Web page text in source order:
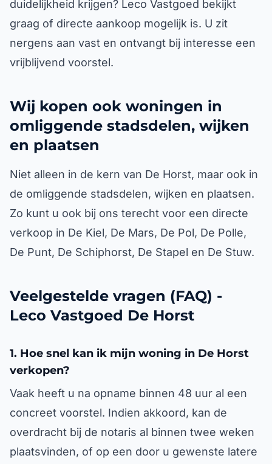
duidelijkheid krijgen? Leco Vastgoed bekijkt
graag of directe aankoop mogelijk is. U zit
nergens aan vast en ontvangt bij interesse een
vrijblijvend voorstel.
Wij kopen ook woningen in
omliggende stadsdelen, wijken
en plaatsen
Niet alleen in de kern van De Horst, maar ook in
de omliggende stadsdelen, wijken en plaatsen.
Zo kunt u ook bij ons terecht voor een directe
verkoop in De Kiel, De Mars, De Pol, De Polle,
De Punt, De Schiphorst, De Stapel en De Stuw.
Veelgestelde vragen (FAQ) -
Leco Vastgoed De Horst
1. Hoe snel kan ik mijn woning in De Horst
verkopen?
Vaak heeft u na opname binnen 48 uur al een
concreet voorstel. Indien akkoord, kan de
overdracht bij de notaris al binnen twee weken
plaatsvinden, of op een door u gewenste latere